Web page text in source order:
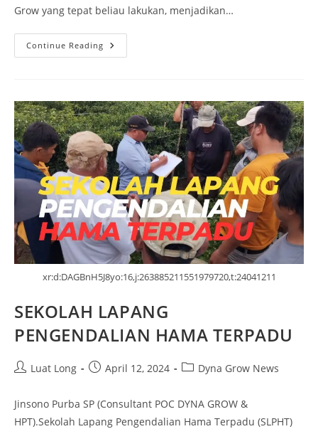
Grow yang tepat beliau lakukan, menjadikan…
Continue Reading
xr:d:DAGBnH5J8yo:16,j:263885211551979720,t:24041211
SEKOLAH LAPANG
PENGENDALIAN HAMA TERPADU
Luat Long April 12, 2024 Dyna Grow News
Jinsono Purba SP (Consultant POC DYNA GROW &
HPT).Sekolah Lapang Pengendalian Hama Terpadu (SLPHT)